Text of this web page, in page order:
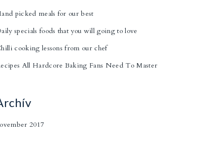
picked meals for our best
specials foods that you will going to love
cooking lessons from our chef
All Hardcore Baking Fans Need To Master
2017